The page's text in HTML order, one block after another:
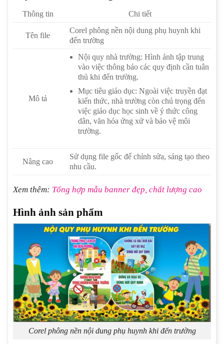
Thông tin Chi tiết
Tên file
Corel phông nền nội dung phụ huynh khi
đến trường
Mô tả
Nội quy nhà trường: Hình ảnh tập trung
vào việc thông báo các quy định cần tuân
thủ khi đến trường.
Mục tiêu giáo dục: Ngoài việc truyền đạt
kiến thức, nhà trường còn chú trọng đến
việc giáo dục học sinh về ý thức công
dân, văn hóa ứng xử và bảo vệ môi
trường.
Nâng cao
Sử dụng file gốc để chỉnh sửa, sáng tạo theo
nhu cầu.
Xem thêm: Tổng hợp mẫu banner đẹp, chất lượng cao
Hình ảnh sản phẩm
Corel phông nền nội dung phụ huynh khi đến trường